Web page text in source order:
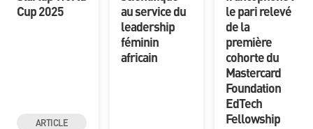
Cup 2025
ARTICLE
au service du
leadership
féminin
africain
le pari relevé
de la
première
cohorte du
Mastercard
Foundation
EdTech
Fellowship